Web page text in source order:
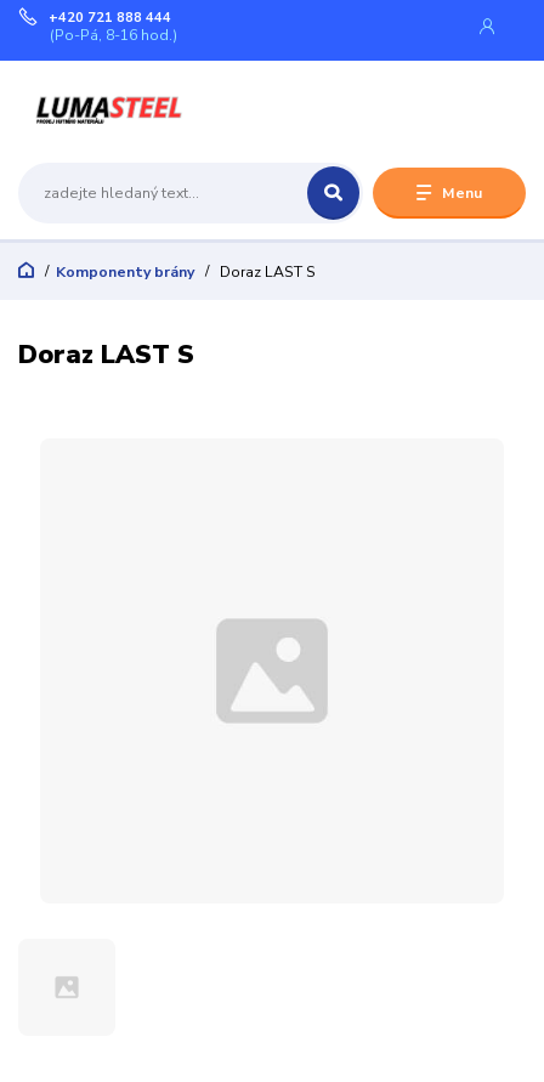
Menu
+420 721 888 444
(Po-Pá, 8-16 hod.)
Komponenty brány Doraz LAST S
Doraz LAST S